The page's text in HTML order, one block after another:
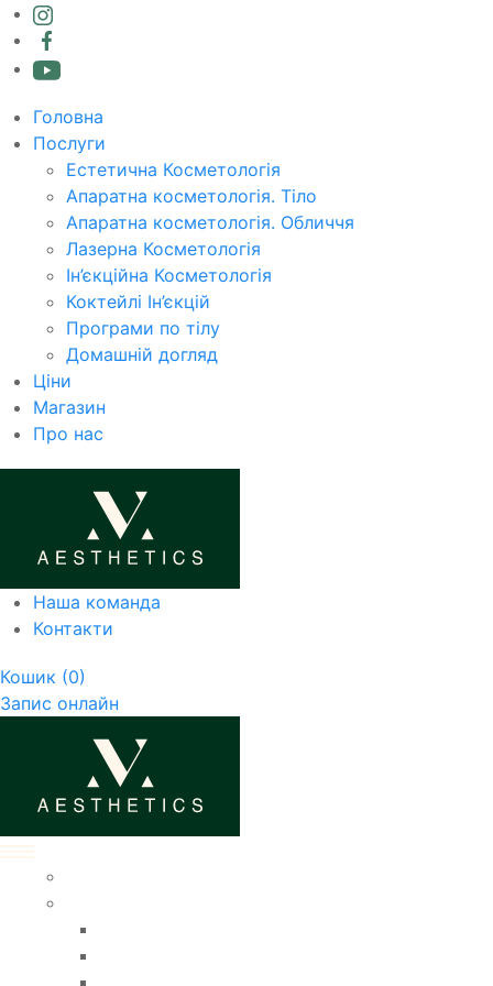
Головна
Послуги
Естетична Косметологія
Апаратна косметологія. Тіло
Апаратна косметологія. Обличчя
Лазерна Косметологія
Ін’єкційна Косметологія
Коктейлі Ін’єкцій
Програми по тілу
Домашній догляд
Ціни
Магазин
Про нас
Наша команда
Контакти
Кошик (0)
Запис онлайн